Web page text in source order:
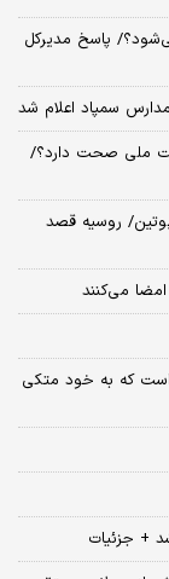
پاسخ مدیرکل
سمپاد اعلام شد
ملی صحت دارد؟/
پوتین/ روسیه قصد
است که به خود متکی
+ جزئیات